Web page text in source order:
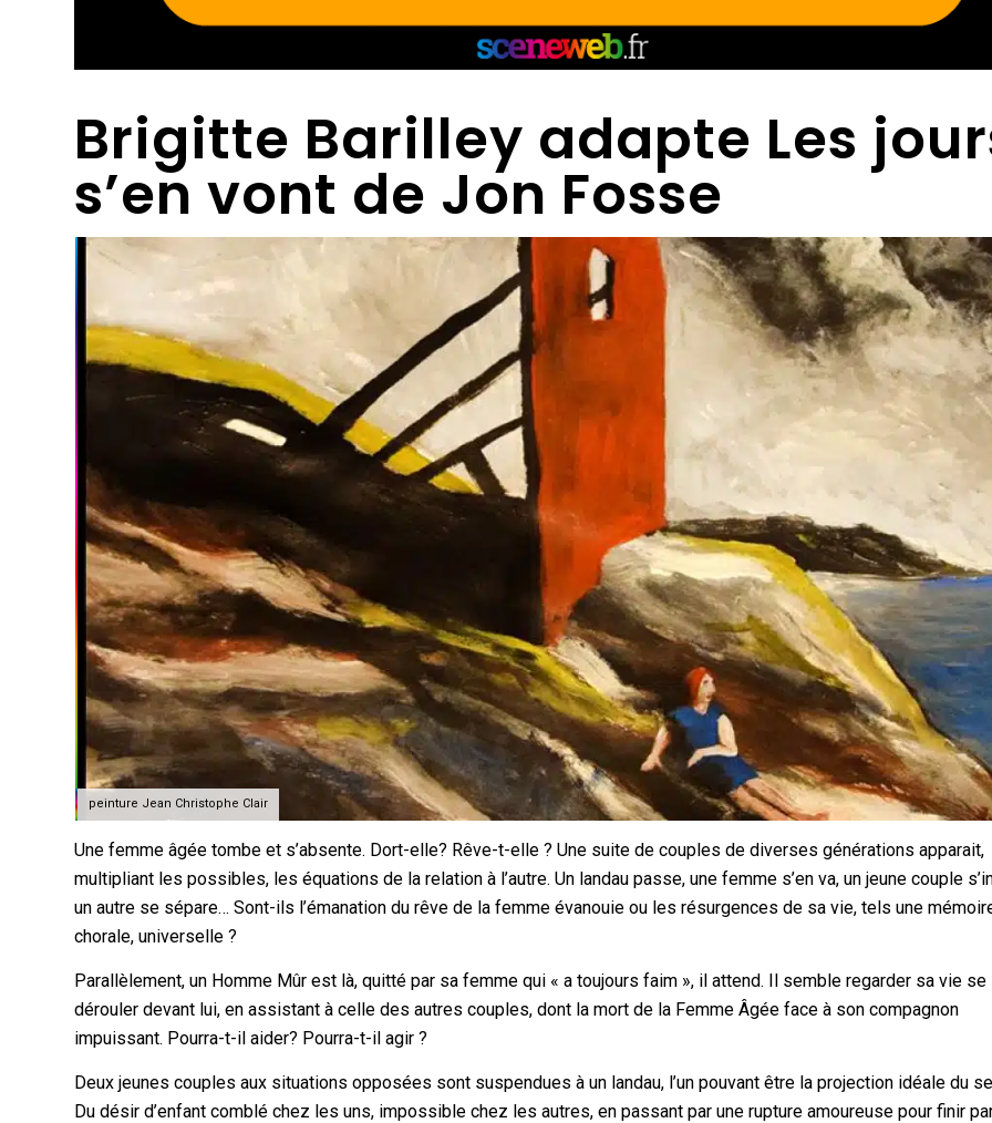
Brigitte Barilley adapte Les
s’en vont de Jon Fosse
peinture Jean Christophe Clair
Une femme âgée tombe et s’absente. Dort-elle? Rêve-t-elle ? Une suite de couples de diverses générations apparait,
multipliant les possibles, les équations de la relation à l’autre. Un landau passe, une femme s’en va, un jeune couple
un autre se sépare… Sont-ils l’émanation du rêve de la femme évanouie ou les résurgences de sa vie, tels une
chorale, universelle ?
Parallèlement, un Homme Mûr est là, quitté par sa femme qui « a toujours faim », il attend. Il semble regarder sa vie se
dérouler devant lui, en assistant à celle des autres couples, dont la mort de la Femme Âgée face à son compagnon
impuissant. Pourra-t-il aider? Pourra-t-il agir ?
Deux jeunes couples aux situations opposées sont suspendues à un landau, l’un pouvant être la projection idéale du
Du désir d’enfant comblé chez les uns, impossible chez les autres, en passant par une rupture amoureuse pour finir